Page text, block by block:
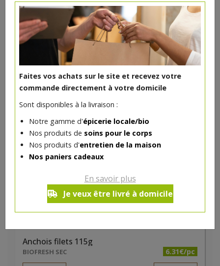
Faites vos achats sur le site et recevez votre
commande directement à votre domicile
Sont disponibles à la livraison :
Notre gamme d'épicerie locale/bio
Nos produits de soins pour le corps
Nos produits d'entretien de la maison
Nos paniers cadeaux
En savoir plus
Je veux être livré à domicile
- 1 pc
6.14
Réception souhaitée le
DANS LA MÊME CATÉGORIE ...
Anchois filets 115g
BIOFRESH SEC 6.31€/pc